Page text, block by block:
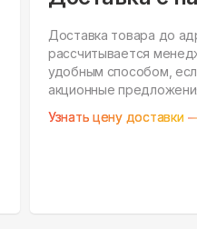
Доставка товара до
рассчитывается
удобным способом,
акционные
Узнать цену доставки